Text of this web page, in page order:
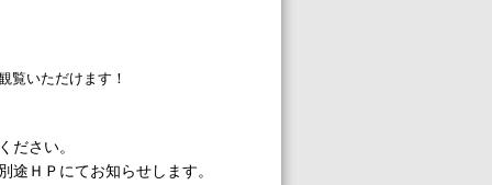
覧いただけます！
ださい。
途ＨＰにてお知らせします。